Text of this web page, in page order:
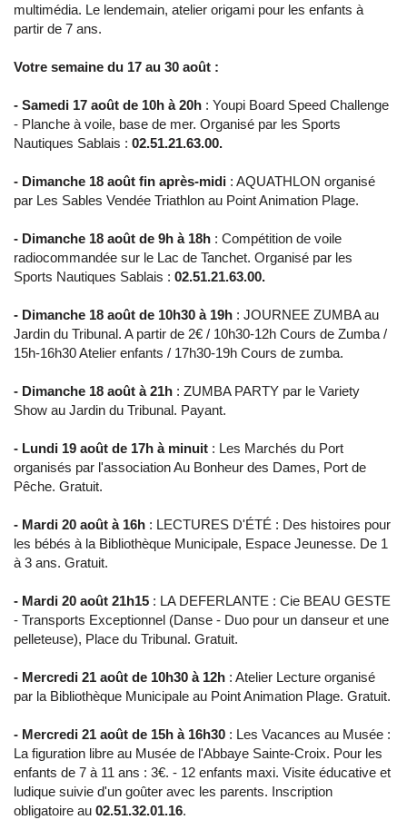
multimédia. Le lendemain, atelier origami pour les enfants à
partir de 7 ans.
Votre semaine du 17 au 30 août :
- Samedi 17 août de 10h à 20h : Youpi Board Speed Challenge
- Planche à voile, base de mer. Organisé par les Sports
Nautiques Sablais : 02.51.21.63.00.
- Dimanche 18 août fin après-midi : AQUATHLON organisé
par Les Sables Vendée Triathlon au Point Animation Plage.
- Dimanche 18 août de 9h à 18h : Compétition de voile
radiocommandée sur le Lac de Tanchet. Organisé par les
Sports Nautiques Sablais : 02.51.21.63.00.
- Dimanche 18 août de 10h30 à 19h : JOURNEE ZUMBA au
Jardin du Tribunal. A partir de 2€ / 10h30-12h Cours de Zumba /
15h-16h30 Atelier enfants / 17h30-19h Cours de zumba.
- Dimanche 18 août à 21h : ZUMBA PARTY par le Variety
Show au Jardin du Tribunal. Payant.
- Lundi 19 août de 17h à minuit : Les Marchés du Port
organisés par l'association Au Bonheur des Dames, Port de
Pêche. Gratuit.
- Mardi 20 août à 16h : LECTURES D'ÉTÉ : Des histoires pour
les bébés à la Bibliothèque Municipale, Espace Jeunesse. De 1
à 3 ans. Gratuit.
- Mardi 20 août 21h15 : LA DEFERLANTE : Cie BEAU GESTE
- Transports Exceptionnel (Danse - Duo pour un danseur et une
pelleteuse), Place du Tribunal. Gratuit.
- Mercredi 21 août de 10h30 à 12h : Atelier Lecture organisé
par la Bibliothèque Municipale au Point Animation Plage. Gratuit.
- Mercredi 21 août de 15h à 16h30 : Les Vacances au Musée :
La figuration libre au Musée de l'Abbaye Sainte-Croix. Pour les
enfants de 7 à 11 ans : 3€. - 12 enfants maxi. Visite éducative et
ludique suivie d'un goûter avec les parents. Inscription
obligatoire au 02.51.32.01.16.